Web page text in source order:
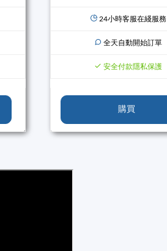
24小時客服在綫服務
全天自動開始訂單
安全付款隱私保護
購買